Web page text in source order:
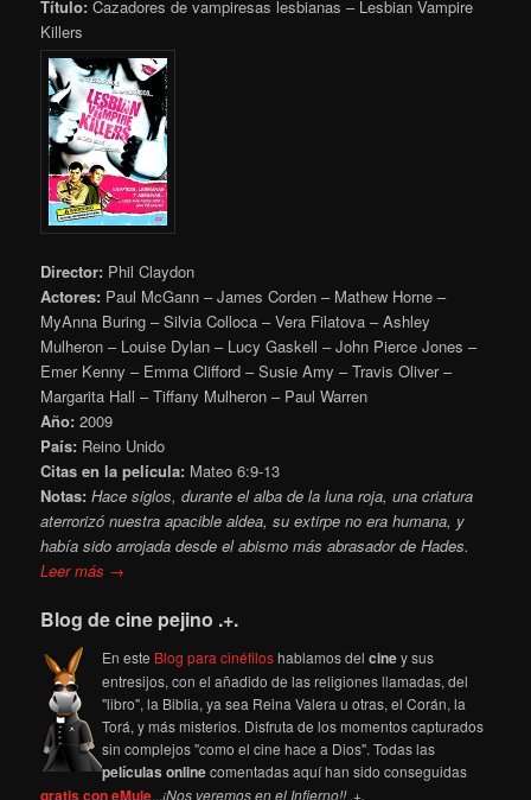
Título: Cazadores de vampiresas lesbianas – Lesbian Vampire
Killers
Director: Phil Claydon
Actores: Paul McGann – James Corden – Mathew Horne –
MyAnna Buring – Silvia Colloca – Vera Filatova – Ashley
Mulheron – Louise Dylan – Lucy Gaskell – John Pierce Jones –
Emer Kenny – Emma Clifford – Susie Amy – Travis Oliver –
Margarita Hall – Tiffany Mulheron – Paul Warren
Año: 2009
País: Reino Unido
Citas en la película: Mateo 6:9-13
Notas: Hace siglos, durante el alba de la luna roja, una criatura
aterrorizó nuestra apacible aldea, su extirpe no era humana, y
había sido arrojada desde el abismo más abrasador de Hades.
Leer más →
Blog de cine pejino .+.
En este Blog para cinéfiloshablamos delciney sus
entresijos, con el añadido de las religiones llamadas, del
"libro", la Biblia, ya sea Reina Valera u otras, el Corán, la
Torá, y más misterios. Disfruta de los momentos capturados
sin complejos "como el cine hace a Dios". Todas las
películas onlinecomentadas aquí han sido conseguidas
gratis con eMule...¡Nos veremos en el Infierno!! .+.